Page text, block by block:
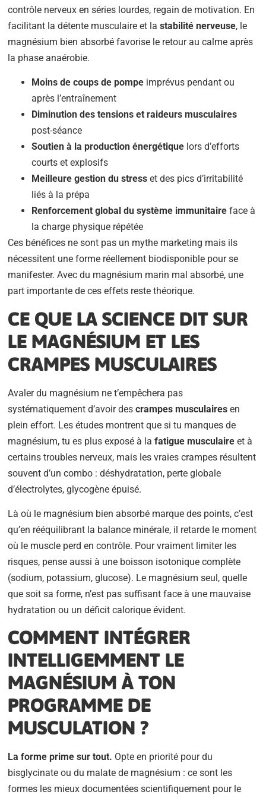
contrôle nerveux en séries lourdes, regain de motivation. En
facilitant la détente musculaire et lastabilité nerveuse, le
magnésium bien absorbé favorise le retour au calme après
la phase anaérobie.
Moins de coups de pompe imprévus pendant ou
après l’entraînement
Diminution des tensions et raideurs musculaires
post-séance
Soutien à la production énergétique lors d’efforts
courts et explosifs
Meilleure gestion du stress et des pics d’irritabilité
liés à la prépa
Renforcement global du système immunitaire face à
la charge physique répétée
Ces bénéfices ne sont pas un mythe marketing mais ils
nécessitent une forme réellement biodisponible pour se
manifester. Avec du magnésium marin mal absorbé, une
part importante de ces effets reste théorique.
CE QUE LA SCIENCE DIT SUR
LE MAGNÉSIUM ET LES
CRAMPES MUSCULAIRES
Avaler du magnésium ne t’empêchera pas
systématiquement d’avoir descrampes musculaires en
plein effort. Les études montrent que si tu manques de
magnésium, tu es plus exposé à lafatigue musculaire et à
certains troubles nerveux, mais les vraies crampes résultent
souvent d’un combo : déshydratation, perte globale
d’électrolytes, glycogène épuisé.
Là où le magnésium bien absorbé marque des points, c’est
qu’en rééquilibrant la balance minérale, il retarde le moment
où le muscle perd en contrôle. Pour vraiment limiter les
risques, pense aussi à une boisson isotonique complète
(sodium, potassium, glucose). Le magnésium seul, quelle
que soit sa forme, n’est pas suffisant face à une mauvaise
hydratation ou un déficit calorique évident.
COMMENT INTÉGRER
INTELLIGEMMENT LE
MAGNÉSIUM À TON
PROGRAMME DE
MUSCULATION ?
La forme prime sur tout. Opte en priorité pour du
bisglycinate ou du malate de magnésium : ce sont les
formes les mieux documentées scientifiquement pour le